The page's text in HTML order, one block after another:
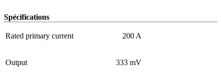
Spécifications
Rated primary current 200 A
Output 333 mV